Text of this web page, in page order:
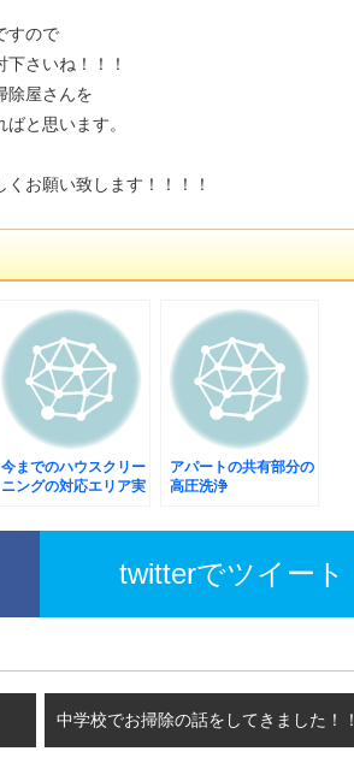
すので
さいね！！！
除屋さんを
と思います。
お願い致します！！！！
今までのハウスクリー
ニングの対応エリア実
アパートの共有部分の
高圧洗浄
twitterでツイート
中学校でお掃除の話をしてきました！！